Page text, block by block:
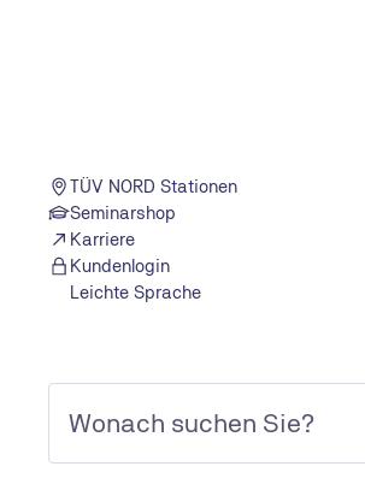
TÜV NORD Stationen
Seminarshop
Karriere
Kundenlogin
Leichte Sprache
Es gibt zwei grundlegende Kriterien
Schadenshöhe bzw. -ausmaß (Wie
Ereignis eintritt?)
Eintrittswahrscheinlichkeit (Wie
und zum Beispiel in „sehr gering“,